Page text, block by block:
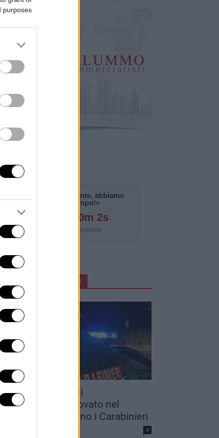
purposes
«La notizia è importante, abbiamo
bisogno di tempo!»
126g 22h 40m 1s
Aggiornamento imminente
IN PRIMO PIANO
in stato di
trovato nel
indagano i Carabinieri
0